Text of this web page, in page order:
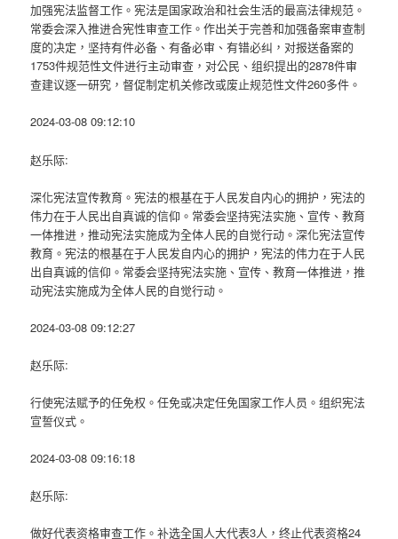
加强宪法监督工作。宪法是国家政治和社会生活的最高法律规范。
常委会深入推进合宪性审查工作。作出关于完善和加强备案审查制
度的决定，坚持有件必备、有备必审、有错必纠，对报送备案的
1753件规范性文件进行主动审查，对公民、组织提出的2878件审
查建议逐一研究，督促制定机关修改或废止规范性文件260多件。
2024-03-08 09:12:10
赵乐际:
深化宪法宣传教育。宪法的根基在于人民发自内心的拥护，宪法的
伟力在于人民出自真诚的信仰。常委会坚持宪法实施、宣传、教育
一体推进，推动宪法实施成为全体人民的自觉行动。深化宪法宣传
教育。宪法的根基在于人民发自内心的拥护，宪法的伟力在于人民
出自真诚的信仰。常委会坚持宪法实施、宣传、教育一体推进，推
动宪法实施成为全体人民的自觉行动。
2024-03-08 09:12:27
赵乐际:
行使宪法赋予的任免权。任免或决定任免国家工作人员。组织宪法
宣誓仪式。
2024-03-08 09:16:18
赵乐际:
做好代表资格审查工作。补选全国人大代表3人，终止代表资格24